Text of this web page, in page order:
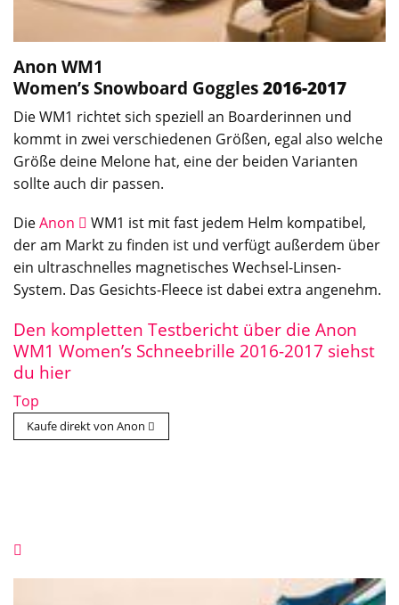
Anon WM1
Women’sSnowboard Goggles2016-2017
Die WM1 richtet sich speziell an Boarderinnen und
kommt in zwei verschiedenen Größen, egal also welche
Größe deine Melone hat, eine der beiden Varianten
sollte auch dir passen.
DieAnon
WM1 ist mit fast jedem Helm kompatibel,
der am Markt zu finden ist und verfügt außerdem über
ein ultraschnelles magnetisches Wechsel-Linsen-
System. Das Gesichts-Fleece ist dabei extra angenehm.
Den kompletten Testbericht über die Anon
WM1 Women’s Schneebrille 2016-2017 siehst
du hier
Top
Kaufe direkt von Anon